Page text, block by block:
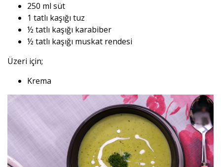
250 ml süt
1 tatlı kaşığı tuz
½ tatlı kaşığı karabiber
½ tatlı kaşığı muskat rendesi
Üzeri için;
Krema